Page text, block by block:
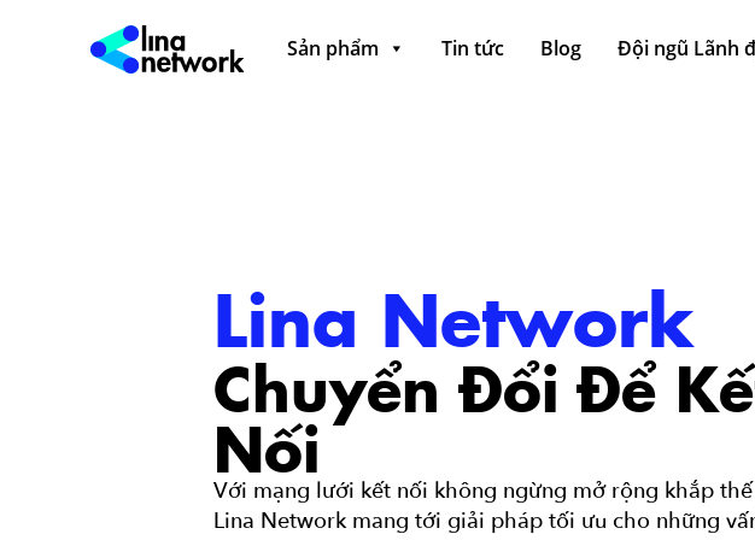
Sản phẩm Tin tức Blog Đội ngũ Lãnh
Lina Network
Chuyển Đổi Để
Nối
Với mạng lưới kết nối không ngừng mở rộng khắp
Lina Network mang tới giải pháp tối ưu cho những